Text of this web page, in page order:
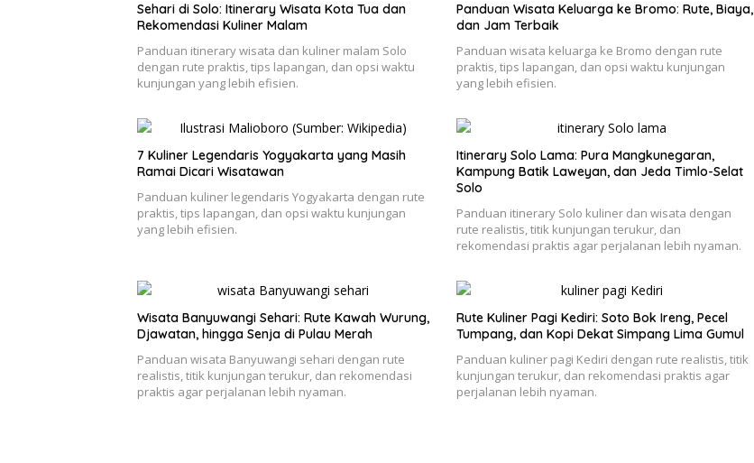
Sehari di Solo: Itinerary Wisata Kota Tua dan
Rekomendasi Kuliner Malam
Panduan itinerary wisata dan kuliner malam Solo
dengan rute praktis, tips lapangan, dan opsi waktu
kunjungan yang lebih efisien.
Panduan Wisata Keluarga ke Bromo: Rute, Biaya,
dan Jam Terbaik
Panduan wisata keluarga ke Bromo dengan rute
praktis, tips lapangan, dan opsi waktu kunjungan
yang lebih efisien.
7 Kuliner Legendaris Yogyakarta yang Masih
Ramai Dicari Wisatawan
Panduan kuliner legendaris Yogyakarta dengan rute
praktis, tips lapangan, dan opsi waktu kunjungan
yang lebih efisien.
Itinerary Solo Lama: Pura Mangkunegaran,
Kampung Batik Laweyan, dan Jeda Timlo-Selat
Solo
Panduan itinerary Solo kuliner dan wisata dengan
rute realistis, titik kunjungan terukur, dan
rekomendasi praktis agar perjalanan lebih nyaman.
Wisata Banyuwangi Sehari: Rute Kawah Wurung,
Djawatan, hingga Senja di Pulau Merah
Panduan wisata Banyuwangi sehari dengan rute
realistis, titik kunjungan terukur, dan rekomendasi
praktis agar perjalanan lebih nyaman.
Rute Kuliner Pagi Kediri: Soto Bok Ireng, Pecel
Tumpang, dan Kopi Dekat Simpang Lima Gumul
Panduan kuliner pagi Kediri dengan rute realistis, titik
kunjungan terukur, dan rekomendasi praktis agar
perjalanan lebih nyaman.